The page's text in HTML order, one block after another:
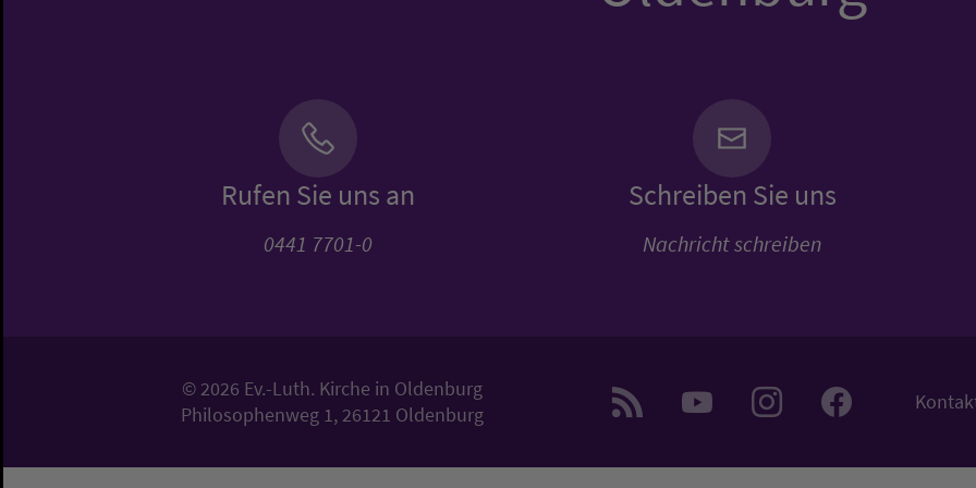
Rufen Sie uns an
0441 7701-0
Schreiben Sie uns
Nachricht schreiben
© 2026 Ev.-Luth. Kirche in Oldenburg
Philosophenweg 1, 26121 Oldenburg